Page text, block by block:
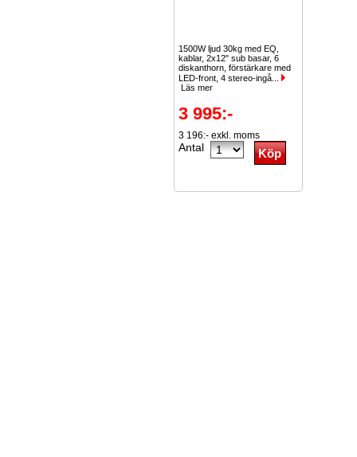
1500W ljud 30kg med EQ,
kablar, 2x12" sub basar, 6
diskanthorn, förstärkare med
LED-front, 4 stereo-ingå...
Läs mer
3 995:-
3 196:- exkl. moms
Antal